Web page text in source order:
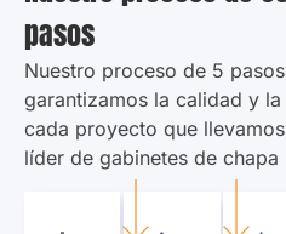
Nuestro proceso de
pasos
Nuestro proceso de 5
garantizamos la calidad y la
líder de gabinetes de chapa